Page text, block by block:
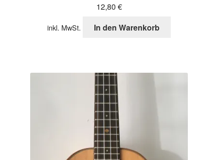
12,80 €
inkl. MwSt. In den Warenkorb